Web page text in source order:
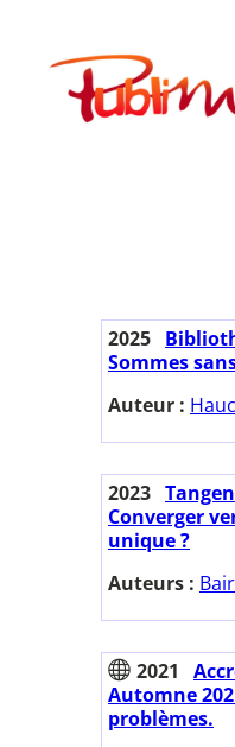
contenuPublimath
2025
Sommes
Auteur :
2023
Converger
unique ?
Auteurs :
2021
Automne
problèmes.